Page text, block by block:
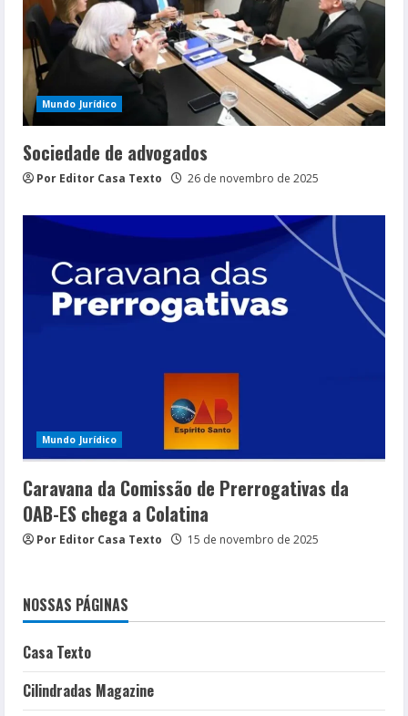
Mundo Jurídico
Sociedade de advogados
Por Editor Casa Texto 26 de novembro de 2025
Mundo Jurídico
Caravana da Comissão de Prerrogativas da
OAB-ES chega a Colatina
Por Editor Casa Texto 15 de novembro de 2025
NOSSAS PÁGINAS
Casa Texto
Cilindradas Magazine